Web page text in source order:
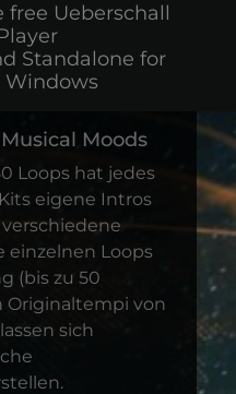
free Ueberschall
Standalone for
Windows
Moods
Loops hat jedes
eigene Intros
einzelnen Loops
(bis zu 50
Originaltempi von
sich